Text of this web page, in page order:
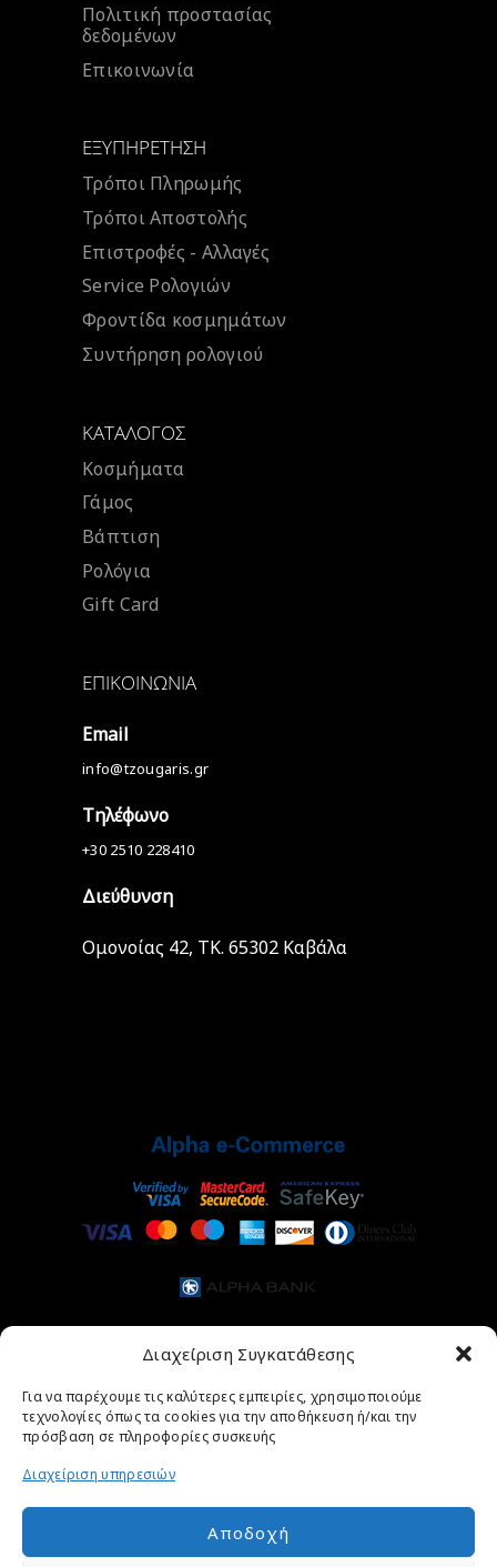
Διαχείριση Συγκατάθεσης
Για να παρέχουμε τις καλύτερες εμπειρίες, χρησιμοποιούμε
τεχνολογίες όπως τα cookies για την αποθήκευση ή/και την
πρόσβαση σε πληροφορίες συσκευής
Διαχείριση υπηρεσιών
Αποδοχή
Πολιτική προστασίας
δεδομένων
Επικοινωνία
ΕΞΥΠΗΡΈΤΗΣΗ
Τρόποι Πληρωμής
Τρόποι Αποστολής
Επιστροφές - Αλλαγές
Service Ρολογιών
Φροντίδα κοσμημάτων
Συντήρηση ρολογιού
ΚΑΤΆΛΟΓΟΣ
Κοσμήματα
Γάμος
Βάπτιση
Ρολόγια
Gift Card
ΕΠΙΚΟΙΝΩΝΊΑ
Email
info@tzougaris.gr
Τηλέφωνο
+30 2510 228410
Διεύθυνση
Ομονοίας 42, ΤΚ. 65302 Καβάλα